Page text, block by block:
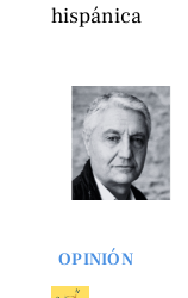
hispánica
OPINIÓN